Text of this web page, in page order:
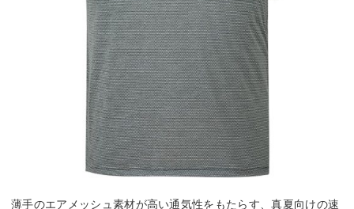
薄手のエアメッシュ素材が高い通気性をもたらす、真夏向けの速